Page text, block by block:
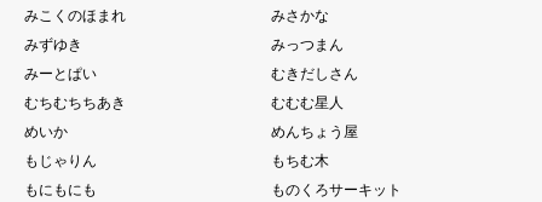
みこくのほまれ
みさかな
みずゆき
みっつまん
みーとぱい
むきだしさん
むちむちちあき
むむむ星人
めいか
めんちょう屋
もじゃりん
もちむ木
もにもにも
ものくろサーキット